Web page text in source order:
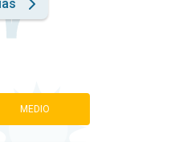
MEDIO